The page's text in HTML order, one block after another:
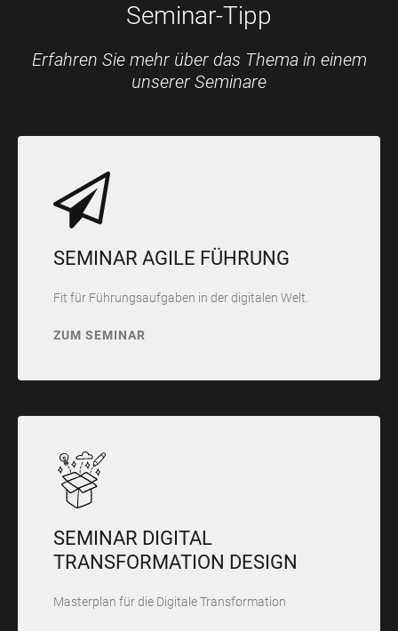
Seminar-Tipp
Erfahren Sie mehr über das Thema in einem
unserer Seminare
SEMINAR AGILE FÜHRUNG
Fit für Führungsaufgaben in der digitalen Welt.
ZUM SEMINAR
SEMINAR DIGITAL
TRANSFORMATION DESIGN
Masterplan für die Digitale Transformation